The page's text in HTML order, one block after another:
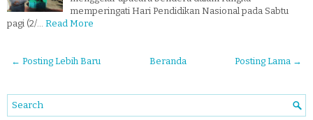
memperingati Hari Pendidikan Nasional pada Sabtu
pagi (2/… Read More
← Posting Lebih Baru Posting Lama →
Beranda